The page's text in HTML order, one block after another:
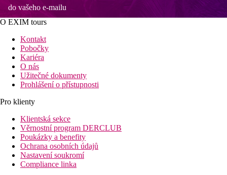
do vašeho e-mailu
O EXIM tours
Kontakt
Pobočky
Kariéra
O nás
Užitečné dokumenty
Prohlášení o přístupnosti
Pro klienty
Klientská sekce
Věrnostní program DERCLUB
Poukázky a benefity
Ochrana osobních údajů
Nastavení soukromí
Compliance linka